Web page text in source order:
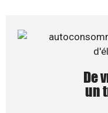
De
un